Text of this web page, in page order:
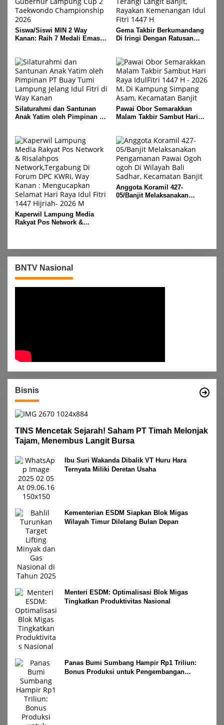
Siswa/Siswi MIN 2 Way
Kanan: Raih 7 Medali Emas
Taekwondo Championship
2026
Gema Takbir Berkumandang
Di Iringi Dengan Ratusan
Fitri 1447 H
Silaturahmi dan Santunan
Anak Yatim oleh Pimpinan PT
Pawai Obor Semarakkan
Malam Takbir Sambut Hari
Asam, Kecamatan Banjit
Kaperwil Lampung Media
Rakyat Pos Network &
2026 M
Anggota Koramil 427-
05/Banjit Melaksanakan
BNTV Nasional
Bisnis
TINS Mencetak Sejarah! Saham PT Timah Melonjak
Tajam, Menembus Langit Bursa
Ibu Suri Wakanda Dibalik VT Huru Hara
Ternyata Miliki Deretan Usaha
Kementerian ESDM Siapkan Blok Migas
Wilayah Timur Dilelang Bulan Depan
Menteri ESDM: Optimalisasi Blok Migas
Tingkatkan Produktivitas Nasional
Panas Bumi Sumbang Hampir Rp1 Triliun:
Bonus Produksi untuk Pengembangan